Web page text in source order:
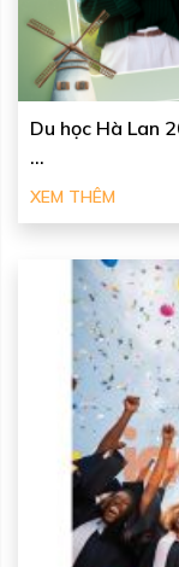
Du học Hà Lan
...
XEM THÊM